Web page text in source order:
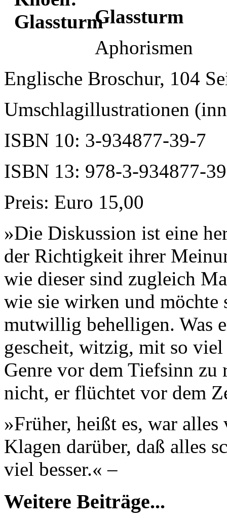
Glassturm
Aphorismen
Englische Broschur, 104
Umschlagillustrationen
ISBN 10: 3-934877-39-7
ISBN 13: 978-3-934877-
Preis: Euro 15,00
»Die Diskussion ist eine
der Richtigkeit ihrer
wie dieser sind zugleich
wie sie wirken und möchte
mutwillig behelligen. Was
gescheit, witzig, mit so
Genre vor dem Tiefsinn zu
nicht, er flüchtet vor dem
»Früher, heißt es, war
Klagen darüber, daß alles
viel besser.« –
Weitere Beiträge...